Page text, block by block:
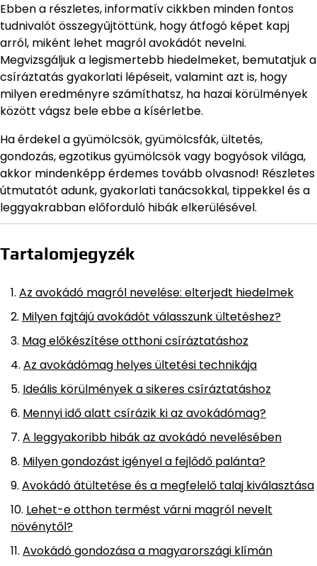
Ebben a részletes, informatív cikkben minden fontos
tudnivalót összegyűjtöttünk, hogy átfogó képet kapj
arról, miként lehet magról avokádót nevelni.
Megvizsgáljuk a legismertebb hiedelmeket, bemutatjuk a
csíráztatás gyakorlati lépéseit, valamint azt is, hogy
milyen eredményre számíthatsz, ha hazai körülmények
között vágsz bele ebbe a kísérletbe.
Ha érdekel a gyümölcsök, gyümölcsfák, ültetés,
gondozás, egzotikus gyümölcsök vagy bogyósok világa,
akkor mindenképp érdemes tovább olvasnod! Részletes
útmutatót adunk, gyakorlati tanácsokkal, tippekkel és a
leggyakrabban előforduló hibák elkerülésével.
Tartalomjegyzék
Az avokádó magról nevelése: elterjedt hiedelmek
Milyen fajtájú avokádót válasszunk ültetéshez?
Mag előkészítése otthoni csíráztatáshoz
Az avokádómag helyes ültetési technikája
Ideális körülmények a sikeres csíráztatáshoz
Mennyi idő alatt csírázik ki az avokádómag?
A leggyakoribb hibák az avokádó nevelésében
Milyen gondozást igényel a fejlődő palánta?
Avokádó átültetése és a megfelelő talaj kiválasztása
Lehet-e otthon termést várni magról nevelt
növénytől?
Avokádó gondozása a magyarországi klímán